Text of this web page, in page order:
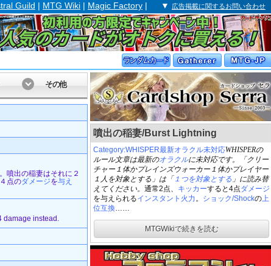
Guild | MTG Wiki | Magic Factory | ▼ 広告掲載に関するお問い合わせ
噴出の稲妻/Burst Lightning
Category:WHISPER最新オラクル未対応WHISPERの
ルール文章は最新のオラクルに未対応です。「クリー
チャー１体かプレインズウォーカー１体かプレイヤー
１人を対象とする」は「 １つを対象とする 」に読み替
えてください。 通常2点、 キッカーすると4点ダメージ
を与えられるインスタント 火力。 ショック/Shockの上
位互換……
MTGWikiで続きを読む
その他
噴出の稲妻はそれに２
４点のダメージを与え
damage instead.